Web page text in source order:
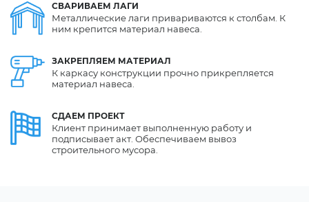
СВАРИВАЕМ ЛАГИ
ЗАКРЕПЛЯЕМ МАТЕРИАЛ
СДАЕМ ПРОЕКТ
Металлические лаги привариваются к столбам. К
ним крепится материал навеса.
К каркасу конструкции прочно прикрепляется
материал навеса.
Клиент принимает выполненную работу и
подписывает акт. Обеспечиваем вывоз
строительного мусора.